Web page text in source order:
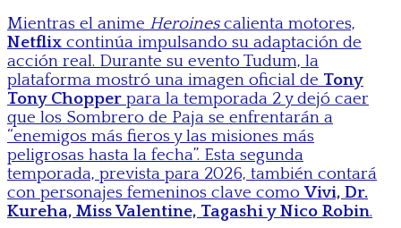
Mientras el anime Heroinescalienta motores,
Netflix continúa impulsando su adaptación de
acción real. Durante su evento Tudum, la
plataforma mostró una imagen oficial de Tony
Tony Chopper para la temporada 2 y dejó caer
que los Sombrero de Paja se enfrentarán a
“enemigos más fieros y las misiones más
peligrosas hasta la fecha”. Esta segunda
temporada, prevista para 2026, también contará
con personajes femeninos clave comoVivi, Dr.
Kureha, Miss Valentine, Tagashi y Nico Robin.